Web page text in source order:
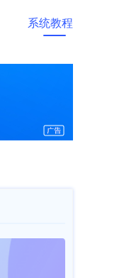
系统教程